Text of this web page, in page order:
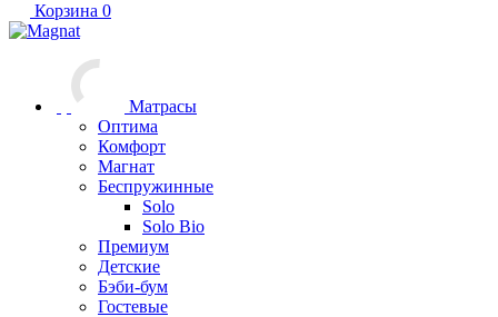
Корзина 0
Матрасы
Оптима
Комфорт
Магнат
Беспружинные
Solo
Solo Bio
Премиум
Детские
Бэби-бум
Гостевые